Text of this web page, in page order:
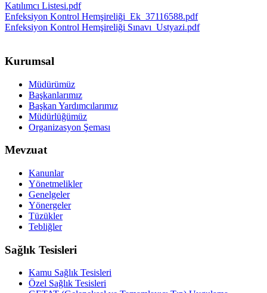
Katılımcı Listesi.pdf
Enfeksiyon Kontrol Hemşireliği_Ek_37116588.pdf
Enfeksiyon Kontrol Hemşireliği Sınavı_Ustyazi.pdf
Kurumsal
Müdürümüz
Başkanlarımız
Başkan Yardımcılarımız
Müdürlüğümüz
Organizasyon Şeması
Mevzuat
Kanunlar
Yönetmelikler
Genelgeler
Yönergeler
Tüzükler
Tebliğler
Sağlık Tesisleri
Kamu Sağlık Tesisleri
Özel Sağlık Tesisleri